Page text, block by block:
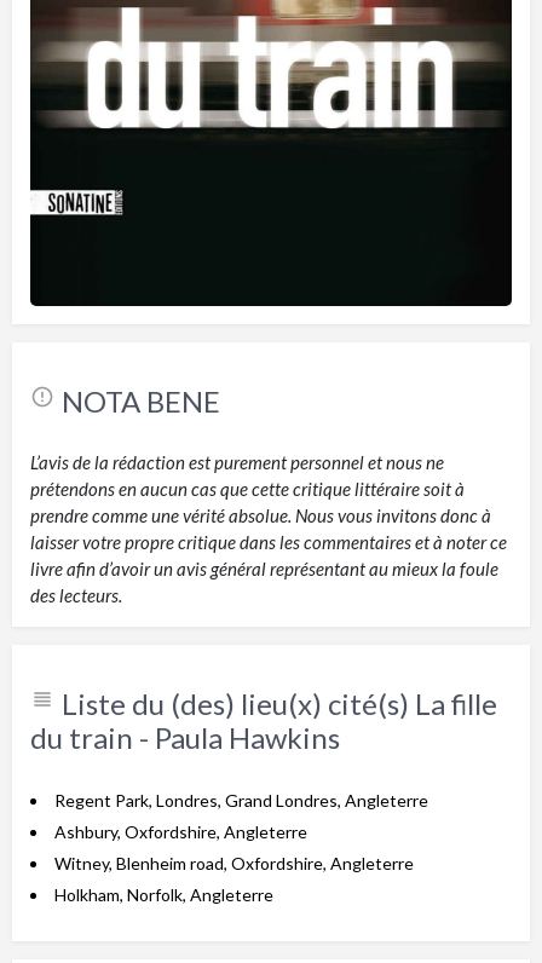
NOTA BENE
L’avis de la rédaction est purement personnel et nous ne
prétendons en aucun cas que cette critique littéraire soit à
prendre comme une vérité absolue. Nous vous invitons donc à
laisser votre propre critique dans les commentaires et à noter ce
livre afin d’avoir un avis général représentant au mieux la foule
des lecteurs.
Liste du (des) lieu(x) cité(s) La fille
du train - Paula Hawkins
Regent Park, Londres, Grand Londres, Angleterre
Ashbury, Oxfordshire, Angleterre
Witney, Blenheim road, Oxfordshire, Angleterre
Holkham, Norfolk, Angleterre